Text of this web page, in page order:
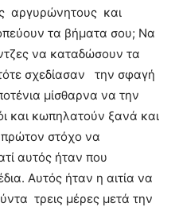
αργυρώνητους και
τα βήματα σου; Να
να καταδώσουν τα
σχεδίασαν την σφαγή
μίσθαρνα να την
και κωπηλατούν ξανά και
στόχο να
αυτός ήταν που
Αυτός ήταν η αιτία να
τρεις μέρες μετά την